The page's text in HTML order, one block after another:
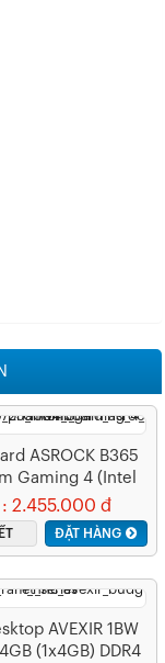
ASROCK B365
Gaming 4 (Intel
1151, ATX, 4
RAM DDR4)
: 2.455.000 đ
ĐẶT HÀNG
AVEXIR 1BW
(1x4GB) DDR4